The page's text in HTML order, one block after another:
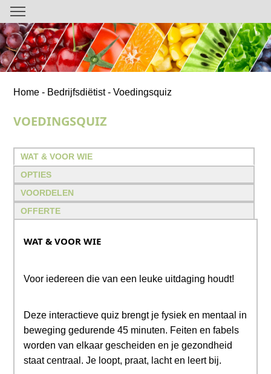
Home - Bedrijfsdiëtist-Voedingsquiz
VOEDINGSQUIZ
WAT & VOOR WIE
OPTIES
VOORDELEN
OFFERTE
WAT & VOOR WIE
Voor iedereen die van een leuke uitdaging houdt!
Deze interactieve quiz brengt je fysiek en mentaal in
beweging gedurende 45 minuten. Feiten en fabels
worden van elkaar gescheiden en je gezondheid
staat centraal. Je loopt, praat, lacht en leert bij.